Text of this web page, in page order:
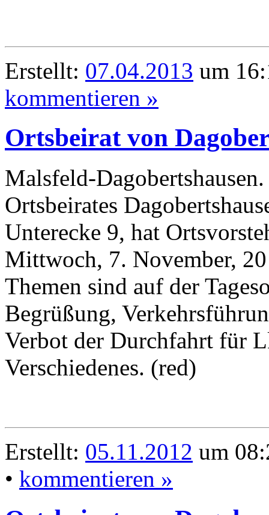
Erstellt: 07.04.2013 um
kommentieren »
Ortsbeirat von
Malsfeld-
Ortsbeirates
Unterecke 9, hat
Mittwoch, 7. November,
Themen sind auf der
Begrüßung,
Verbot der Durchfahrt für
Verschiedenes. (red)
Erstellt: 05.11.2012 um
• kommentieren »